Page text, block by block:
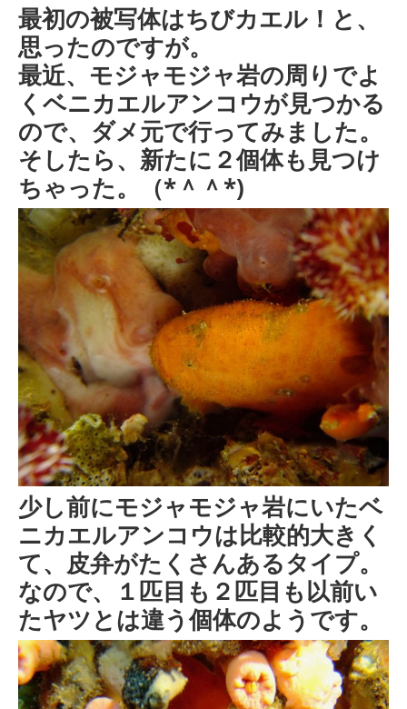
最初の被写体はちびカエル！と、
思ったのですが。
最近、モジャモジャ岩の周りでよ
くベニカエルアンコウが見つかる
ので、ダメ元で行ってみました。
そしたら、新たに２個体も見つけ
ちゃった。（*＾＾*)
少し前にモジャモジャ岩にいたベ
ニカエルアンコウは比較的大きく
て、皮弁がたくさんあるタイプ。
なので、１匹目も２匹目も以前い
たヤツとは違う個体のようです。